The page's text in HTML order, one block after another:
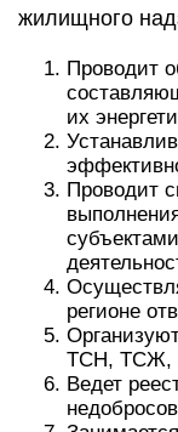
жилищного
Проводит
их
Проводит
регионе
ТСН, ТСЖ,
Ведет